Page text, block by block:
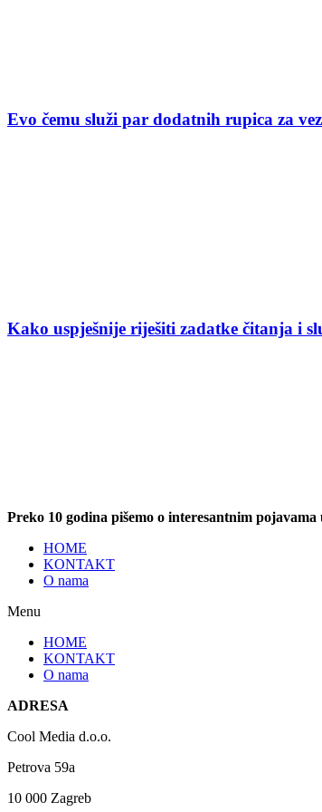
Evo čemu služi par dodatnih rupica za
Kako uspješnije riješiti zadatke čitanja i
Preko 10 godina pišemo o interesantnim
HOME
KONTAKT
O nama
Menu
HOME
KONTAKT
O nama
ADRESA
Cool Media d.o.o.
Petrova 59a
10 000 Zagreb